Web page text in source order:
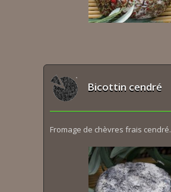
Bicottin cendré
Fromage de chèvres frais cendré.